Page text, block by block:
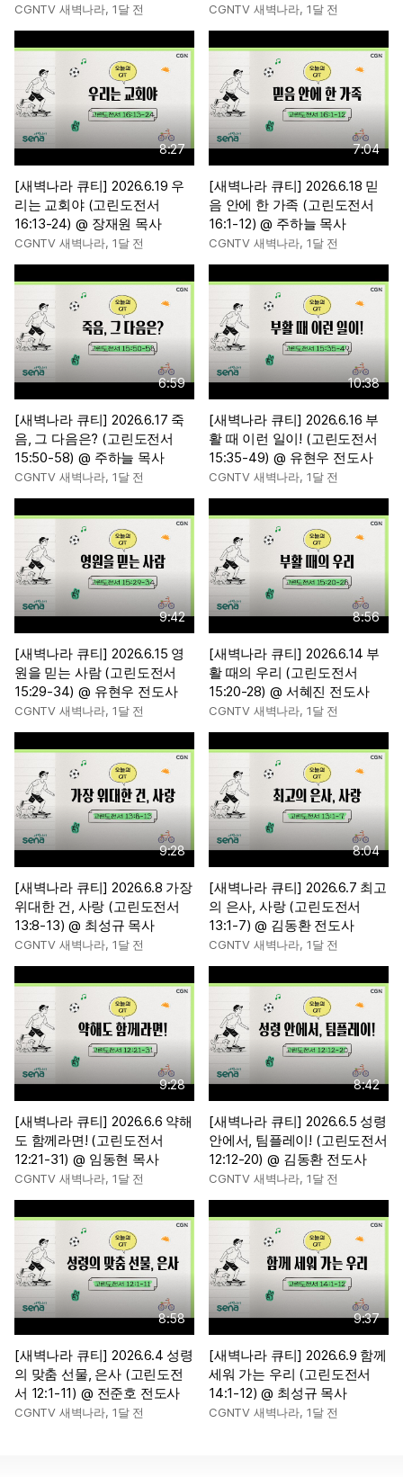
CGNTV 새벽나라, 1달 전 CGNTV 새벽나라, 1달 전
8:27
[새벽나라 큐티] 2026.6.19 우
리는 교회야 (고린도전서
16:13-24) @ 장재원 목사
CGNTV 새벽나라, 1달 전
7:04
[새벽나라 큐티] 2026.6.18 믿
음 안에 한 가족 (고린도전서
16:1-12) @ 주하늘 목사
CGNTV 새벽나라, 1달 전
6:59
[새벽나라 큐티] 2026.6.17 죽
음, 그 다음은? (고린도전서
15:50-58) @ 주하늘 목사
CGNTV 새벽나라, 1달 전
10:38
[새벽나라 큐티] 2026.6.16 부
활 때 이런 일이! (고린도전서
15:35-49) @ 유현우 전도사
CGNTV 새벽나라, 1달 전
9:42
[새벽나라 큐티] 2026.6.15 영
원을 믿는 사람 (고린도전서
15:29-34) @ 유현우 전도사
CGNTV 새벽나라, 1달 전
8:56
[새벽나라 큐티] 2026.6.14 부
활 때의 우리 (고린도전서
15:20-28) @ 서혜진 전도사
CGNTV 새벽나라, 1달 전
9:28
[새벽나라 큐티] 2026.6.8 가장
위대한 건, 사랑 (고린도전서
13:8-13) @ 최성규 목사
CGNTV 새벽나라, 1달 전
8:04
[새벽나라 큐티] 2026.6.7 최고
의 은사, 사랑 (고린도전서
13:1-7) @ 김동환 전도사
CGNTV 새벽나라, 1달 전
9:28
[새벽나라 큐티] 2026.6.6 약해
도 함께라면! (고린도전서
12:21-31) @ 임동현 목사
CGNTV 새벽나라, 1달 전
8:42
[새벽나라 큐티] 2026.6.5 성령
안에서, 팀플레이! (고린도전서
12:12-20) @ 김동환 전도사
CGNTV 새벽나라, 1달 전
8:58
[새벽나라 큐티] 2026.6.4 성령
의 맞춤 선물, 은사 (고린도전
서 12:1-11) @ 전준호 전도사
CGNTV 새벽나라, 1달 전
9:37
[새벽나라 큐티] 2026.6.9 함께
세워 가는 우리 (고린도전서
14:1-12) @ 최성규 목사
CGNTV 새벽나라, 1달 전